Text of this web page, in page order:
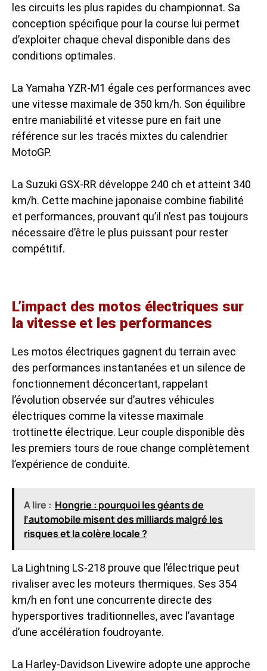
les circuits les plus rapides du championnat. Sa
conception spécifique pour la course lui permet
d’exploiter chaque cheval disponible dans des
conditions optimales.
La Yamaha YZR-M1 égale ces performances avec
une vitesse maximale de 350 km/h. Son équilibre
entre maniabilité et vitesse pure en fait une
référence sur les tracés mixtes du calendrier
MotoGP.
La Suzuki GSX-RR développe 240 ch et atteint 340
km/h. Cette machine japonaise combine fiabilité
et performances, prouvant qu’il n’est pas toujours
nécessaire d’être le plus puissant pour rester
compétitif.
L’impact des motos électriques sur
la vitesse et les performances
Les motos électriques gagnent du terrain avec
des performances instantanées et un silence de
fonctionnement déconcertant, rappelant
l’évolution observée sur d’autres véhicules
électriques comme la vitesse maximale
trottinette électrique. Leur couple disponible dès
les premiers tours de roue change complètement
l’expérience de conduite.
A lire : Hongrie : pourquoi les géants de
l’automobile misent des milliards malgré les
risques et la colère locale ?
La Lightning LS-218 prouve que l’électrique peut
rivaliser avec les moteurs thermiques. Ses 354
km/h en font une concurrente directe des
hypersportives traditionnelles, avec l’avantage
d’une accélération foudroyante.
La Harley-Davidson Livewire adopte une approche